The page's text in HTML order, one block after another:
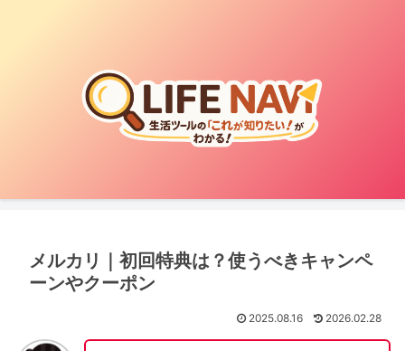
メルカリ｜初回特典は？使うべきキャンペ
ーンやクーポン
2025.08.16 2026.02.28